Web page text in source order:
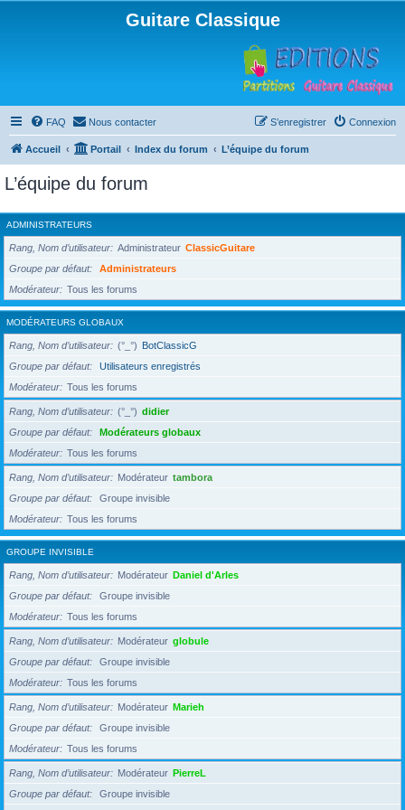
Guitare Classique
FAQ Nous contacter Connexion
S’enregistrer
Accueil Portail Index du forum L’équipe du forum
L’équipe du forum
ADMINISTRATEURS
Rang, Nom d’utilisateur Administrateur ClassicGuitare
Groupe par défaut
Administrateurs
Modérateur
Tous les forums
MODÉRATEURS GLOBAUX
Rang, Nom d’utilisateur (°_°) BotClassicG
Groupe par défaut
Utilisateurs enregistrés
Modérateur
Tous les forums
Rang, Nom d’utilisateur (°_°) didier
Groupe par défaut
Modérateurs globaux
Modérateur
Tous les forums
Rang, Nom d’utilisateur Modérateur tambora
Groupe par défaut
Groupe invisible
Modérateur
Tous les forums
GROUPE INVISIBLE
Rang, Nom d’utilisateur Modérateur Daniel d'Arles
Groupe par défaut
Groupe invisible
Modérateur
Tous les forums
Rang, Nom d’utilisateur Modérateur globule
Groupe par défaut
Groupe invisible
Modérateur
Tous les forums
Rang, Nom d’utilisateur Modérateur Marieh
Groupe par défaut
Groupe invisible
Modérateur
Tous les forums
Rang, Nom d’utilisateur Modérateur PierreL
Groupe par défaut
Groupe invisible